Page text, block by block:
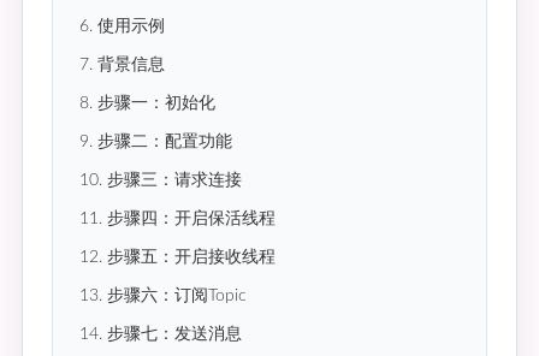
6. 使用示例
7. 背景信息
8. 步骤一：初始化
9. 步骤二：配置功能
10. 步骤三：请求连接
11. 步骤四：开启保活线程
12. 步骤五：开启接收线程
13. 步骤六：订阅Topic
14. 步骤七：发送消息